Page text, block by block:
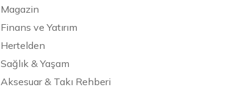
Magazin
Finans ve Yatırım
Hertelden
Sağlık & Yaşam
Aksesuar & Takı Rehberi